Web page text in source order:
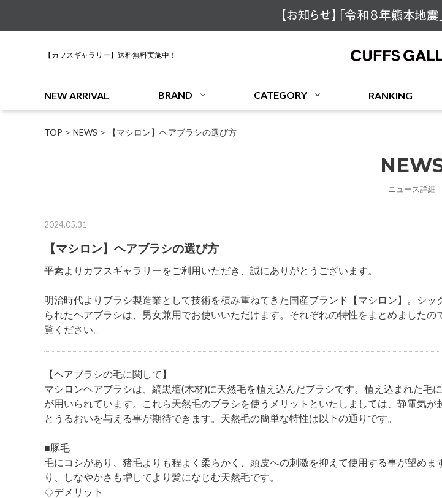
【カフスギャラリー】送料無料実施中！
NEW ARRIVAL BRAND CATEGORY RANKING
TOP NEWS 【マシロン】ヘアブラシの選び方
ニュース詳細
2024.05.31
【マシロン】ヘアブラシの選び方
平素よりカフスギャラリーをご利用いただき、誠にありがとうございます。
明治時代よりブラシ製造業として技術を積み重ねてきた国産ブランド【マシロン】。シッ
られたヘアブラシは、男女兼用でお使いいただけます。それぞれの特性をまとめましたの
覧ください。
【ヘアブラシの毛に関して】
マシロンヘアブラシは、縞黒壇(木材)に天然毛を植え込んだブラシです。植え込まれた毛
が用いられています。これら天然毛のブラシを使うメリットといたしましては、静電気が
とうるおいを与える事が期待できます。天然毛の簡単な特性は以下の通りです。
■豚毛
毛にコシがあり、猪毛よりも程よく柔らかく、頭皮への刺激を抑えて使用する事が望めま
り、しなやかさも増してより髪になじむ天然毛です。
◇デメリット